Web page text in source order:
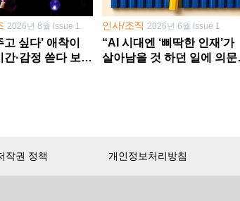
2026년 8월 Issue 1
싶다’ 애착이
·감정 쏟다 보면
인사/조직 2026년 6월 Issue 1
“AI 시대엔 ‘삐딱한 인재’가
살아남을 것 하던 일에 의문
작권 정책 개인정보처리방침